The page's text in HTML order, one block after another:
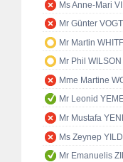
Ms Anne-Mari
Mr Günter VOGT
Mr Martin
Mr Phil WILSON
Mme Martine
Mr Leonid
Mr Mustafa
Ms Zeynep
Mr Emanuelis